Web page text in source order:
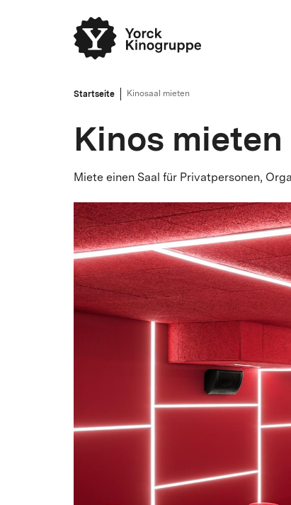
Startseite Kinosaal mieten
Kinos mieten
Miete einen Saal für Privatpersonen,